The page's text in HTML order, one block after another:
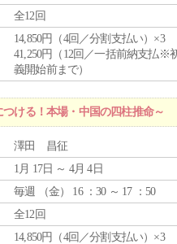
全12回
14,850円（4回／分割支払い）×3
41,250円（12回／一括前納支払※
義開始前まで）
ける！本場・中国の四柱推命～
澤田 昌征
1月 17日 ～ 4月 4日
毎週 （金） 16 ：30 ～ 17 ：50
全12回
14,850円（4回／分割支払い）×3